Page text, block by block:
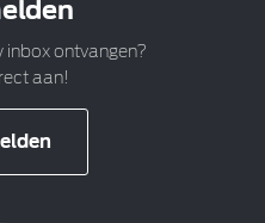
inbox ontvangen?
aan!